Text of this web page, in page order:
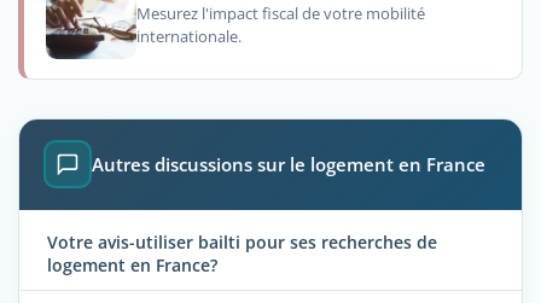
Mesurez l'impact fiscal de votre mobilité
internationale.
Autres discussions sur le logement en France
Votre avis-utiliser bailti pour ses recherches de
logement en France?